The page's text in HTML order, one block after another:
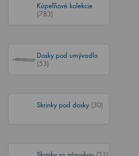
Kúpeľňové kolekcie
(783)
Dosky pod umývadlo
(53)
Skrinky pod dosky (30)
Skrinky so zásuvkou (21)